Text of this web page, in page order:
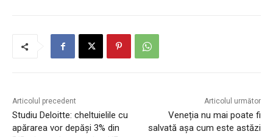
Articolul precedent
Studiu Deloitte: cheltuielile cu
apărarea vor depăși 3% din
Articolul următor
Veneția nu mai poate fi
salvată așa cum este astăzi